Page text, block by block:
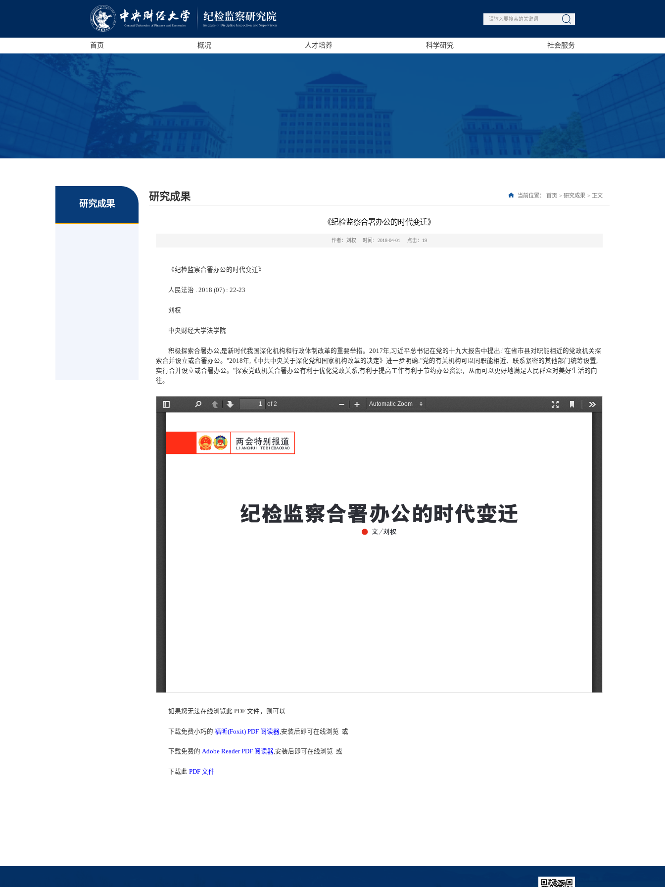
首页 概况 人才培养 科学研究 社会服务
研究成果
研究成果 当前位置： 首页 > 研究成果 > 正文
《纪检监察合署办公的时代变迁》
作者：刘权 时间：2018-04-01 点击： 19
《纪检监察合署办公的时代变迁》
人民法治 . 2018 (07) : 22-23
刘权
中央财经大学法学院
积极探索合署办公 ,是新时代我国深化机构和行政体制改革的重要举措。2017年 习近平总书记在党的十九大报告中提出:"在省市县对职能相近的党政机关探
索合并设立或合署办公。 "2018年 《中共中央关于深化党和国家机构改革的决定》进一步明确:"党的有关机构可以同职能相近、联系紧密的其他部门统筹设置
实行合并设立或合署办公。 "探索党政机关合署办公有利于优化党政关系 有利于提高工作有利于节约办公资源，从而可以更好地满足人民群众对美好生活的向
往。
如果您无法在线浏览此 PDF 文件，则可以
下载免费小巧的福昕(Foxit) PDF 阅读器 ,安装后即可在线浏览 或
下载免费的Adobe Reader PDF 阅读器,安装后即可在线浏览 或
下载此PDF 文件